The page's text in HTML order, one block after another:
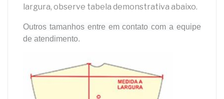
largura, observe tabela demonstrativa abaixo.
Outros tamanhos entre em contato com a equipe
de atendimento.